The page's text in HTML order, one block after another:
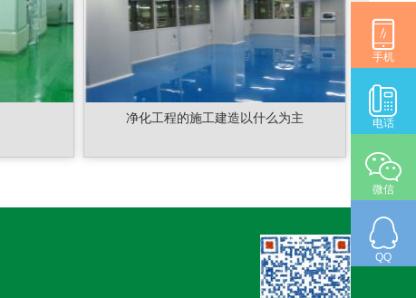
净化工程的施工建造以什么为主
手机
电话
微信
QQ